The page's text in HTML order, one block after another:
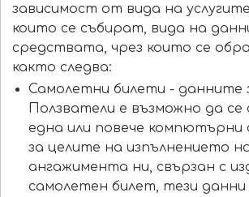
зависимост от вида на
които се събират, вида на
средствата, чрез които се
както следва:
Самолетни билети - данните
Ползватели е възможно да се
една или повече компютърни
за целите на изпълнението
ангажимента ни, свързан с
самолетен билет, тези данни